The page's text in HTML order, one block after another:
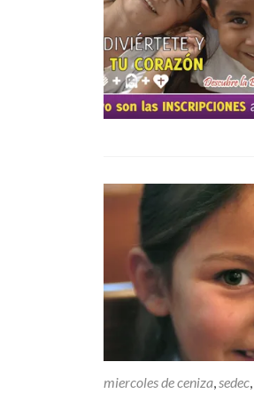
miercoles de ceniza,sedec,